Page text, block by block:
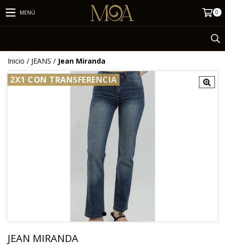
MENÚ 0
Inicio / JEANS / Jean Miranda
2X1 CON TRANSFERENCIA
JEAN MIRANDA